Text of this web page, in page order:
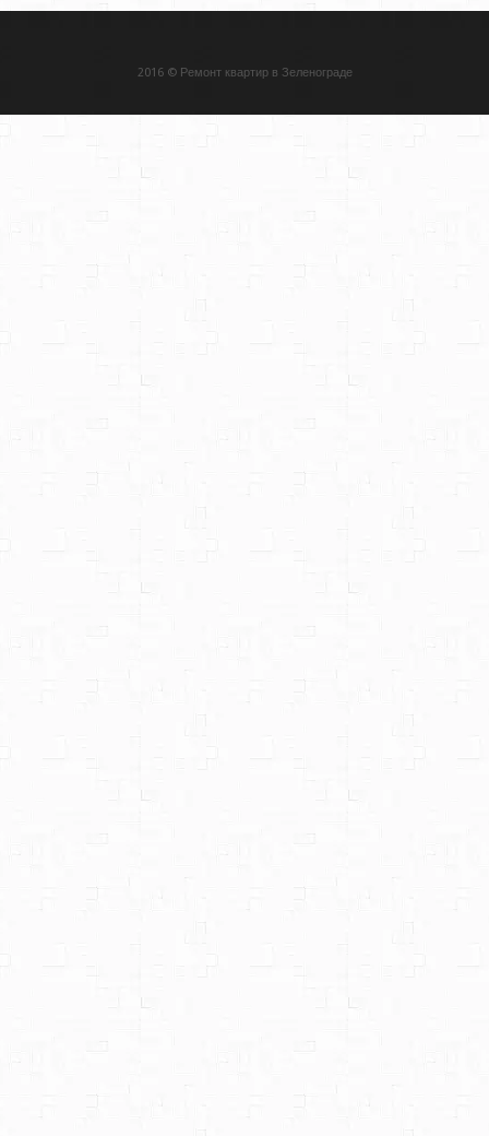
2016 © Ремонт квартир в Зеленограде